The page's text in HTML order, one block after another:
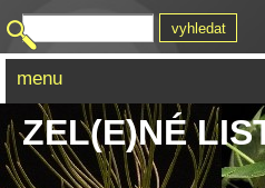
ZEL(E)NÉ
menu